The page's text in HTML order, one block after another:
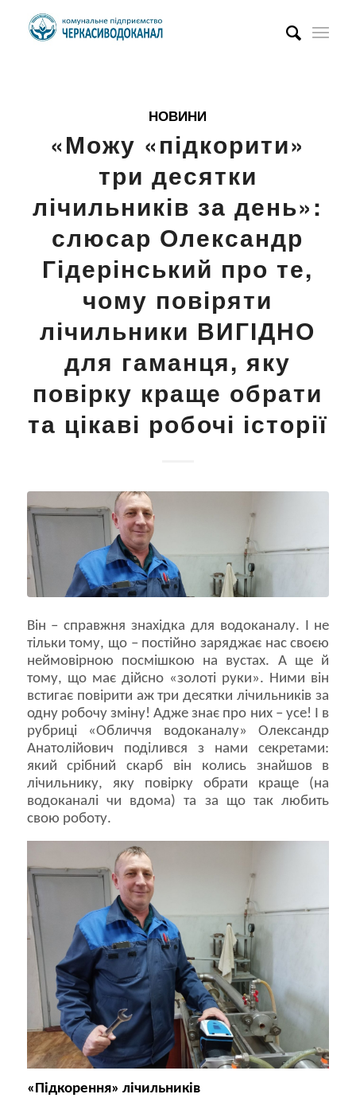
НОВИНИ
«Можу «підкорити»
три десятки
лічильників за день»:
слюсар Олександр
Гідерінський про те,
чому повіряти
лічильники ВИГІДНО
для гаманця, яку
повірку краще обрати
та цікаві робочі історії
Він – справжня знахідка для водоканалу. І не
тільки тому, що – постійно заряджає нас своєю
неймовірною посмішкою на вустах. А ще й
тому, що має дійсно «золоті руки». Ними він
встигає повірити аж три десятки лічильників за
одну робочу зміну! Адже знає про них – усе! І в
рубриці «Обличчя водоканалу» Олександр
Анатолійович поділився з нами секретами:
який срібний скарб він колись знайшов в
лічильнику, яку повірку обрати краще (на
водоканалі чи вдома) та за що так любить
свою роботу.
«Підкорення» лічильників